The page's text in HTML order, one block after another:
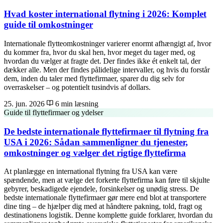
Hvad koster international flytning i 2026: Komplet
guide til omkostninger
Internationale flytteomkostninger varierer enormt afhængigt af, hvor
du kommer fra, hvor du skal hen, hvor meget du tager med, og
hvordan du vælger at fragte det. Der findes ikke ét enkelt tal, der
dækker alle. Men der findes pålidelige intervaller, og hvis du forstår
dem, inden du taler med flyttefirmaer, sparer du dig selv for
overraskelser – og potentielt tusindvis af dollars.
25. jun. 2026
6 min læsning
Guide til flyttefirmaer og ydelser
De bedste internationale flyttefirmaer til flytning fra
USA i 2026: Sådan sammenligner du tjenester,
omkostninger og vælger det rigtige flyttefirma
At planlægge en international flytning fra USA kan være
spændende, men at vælge det forkerte flyttefirma kan føre til skjulte
gebyrer, beskadigede ejendele, forsinkelser og unødig stress. De
bedste internationale flyttefirmaer gør mere end blot at transportere
dine ting – de hjælper dig med at håndtere pakning, told, fragt og
destinationens logistik. Denne komplette guide forklarer, hvordan du